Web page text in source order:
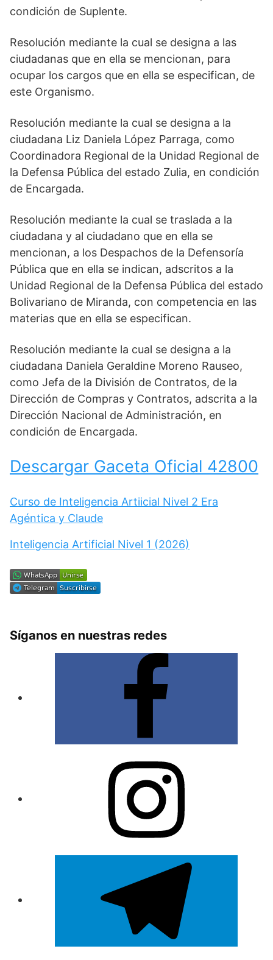
condición de Suplente.
Resolución mediante la cual se designa a las
ciudadanas que en ella se mencionan, para
ocupar los cargos que en ella se especifican, de
este Organismo.
Resolución mediante la cual se designa a la
ciudadana Liz Daniela López Parraga, como
Coordinadora Regional de la Unidad Regional de
la Defensa Pública del estado Zulia, en condición
de Encargada.
Resolución mediante la cual se traslada a la
ciudadana y al ciudadano que en ella se
mencionan, a los Despachos de la Defensoría
Pública que en ella se indican, adscritos a la
Unidad Regional de la Defensa Pública del estado
Bolivariano de Miranda, con competencia en las
materias que en ella se especifican.
Resolución mediante la cual se designa a la
ciudadana Daniela Geraldine Moreno Rauseo,
como Jefa de la División de Contratos, de la
Dirección de Compras y Contratos, adscrita a la
Dirección Nacional de Administración, en
condición de Encargada.
Descargar Gaceta Oficial 42800
Curso de Inteligencia Artiicial Nivel 2 Era
Agéntica y Claude
Inteligencia Artificial Nivel 1 (2026)
Síganos en nuestras redes